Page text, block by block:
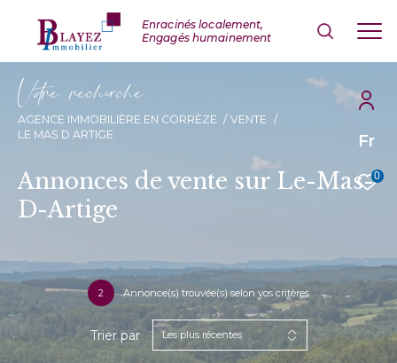
Fr
0
Vore recece
AGENCE IMMOBILIÈRE EN CORRÈZE
VENTE
LE MAS D ARTIGE
Annonces de vente sur Le-Mas-
D-Artige
2 Annonce(s) trouvée(s) selon vos critères
Trier par Les plus récentes